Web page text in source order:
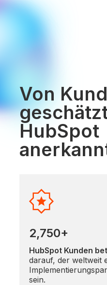
Von
HubSpot
2,750+
HubSpot Kunden
darauf, der weltweit
sein.